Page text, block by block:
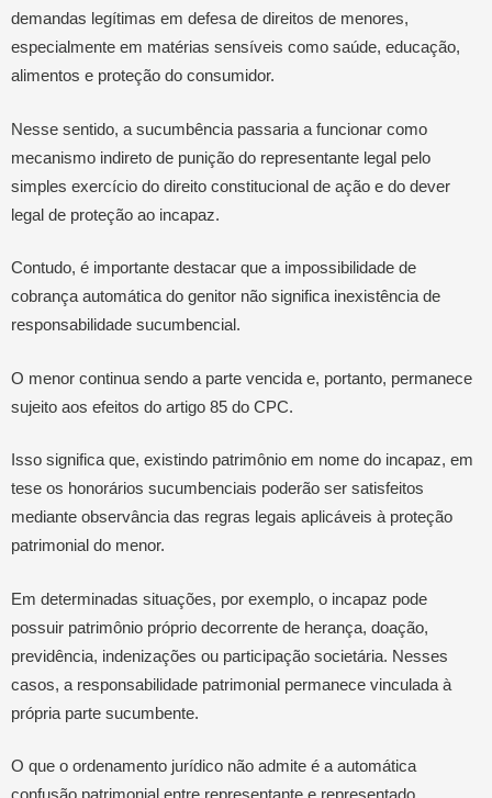
demandas legítimas em defesa de direitos de menores,
especialmente em matérias sensíveis como saúde, educação,
alimentos e proteção do consumidor.
Nesse sentido, a sucumbência passaria a funcionar como
mecanismo indireto de punição do representante legal pelo
simples exercício do direito constitucional de ação e do dever
legal de proteção ao incapaz.
Contudo, é importante destacar que a impossibilidade de
cobrança automática do genitor não significa inexistência de
responsabilidade sucumbencial.
O menor continua sendo a parte vencida e, portanto, permanece
sujeito aos efeitos do artigo 85 do CPC.
Isso significa que, existindo patrimônio em nome do incapaz, em
tese os honorários sucumbenciais poderão ser satisfeitos
mediante observância das regras legais aplicáveis à proteção
patrimonial do menor.
Em determinadas situações, por exemplo, o incapaz pode
possuir patrimônio próprio decorrente de herança, doação,
previdência, indenizações ou participação societária. Nesses
casos, a responsabilidade patrimonial permanece vinculada à
própria parte sucumbente.
O que o ordenamento jurídico não admite é a automática
confusão patrimonial entre representante e representado,